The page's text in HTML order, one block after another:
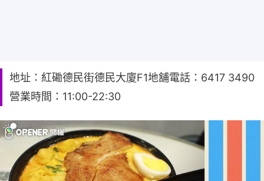
地址：紅磡德民街德民大廈F1地舖電話：6417 3490
營業時間：11:00-22:30